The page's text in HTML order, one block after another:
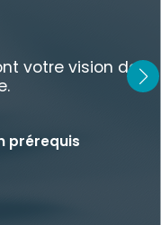
votre vision de
prérequis